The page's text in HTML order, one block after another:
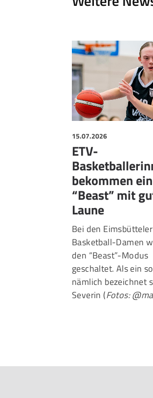
15.07.2026
ETV-
bekommen ein
“Beast” mit
Laune
Bei den Eimsbütteler
Basketball-Damen
den “Beast”-Modus
geschaltet. Als ein
nämlich bezeichnet
Severin (Fotos: